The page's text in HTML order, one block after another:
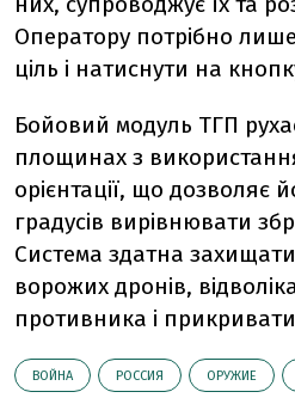
Оператору потрібно
ціль і натиснути на
Бойовий модуль ТГП
площинах з
орієнтації, що дозволяє
градусів вирівнювати
Система здатна
ворожих дронів,
противника і прикривати
ВОЙНА РОССИЯ ОРУЖИЕ